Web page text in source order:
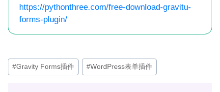
https://pythonthree.com/free-download-gravitu-
forms-plugin/
文
章
#Gravity Forms插件 #WordPress表单插件